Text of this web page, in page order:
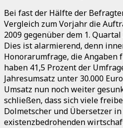
Bei fast der Hälfte der
Vergleich zum Vorjahr die
2009 gegenüber dem 1.
Dies ist alarmierend, denn
Honorarumfrage, die Angaben
haben 41,5 Prozent der
Jahresumsatz unter 30.000
Umsatz nun noch weiter
schließen, dass sich viele
Dolmetscher und Übersetzer
existenzbedrohenden